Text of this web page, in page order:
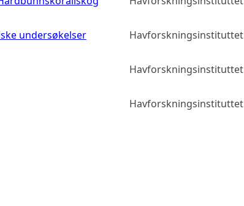
undersøkelser Havforskningsinstituttet
Havforskningsinstituttet
Havforskningsinstituttet